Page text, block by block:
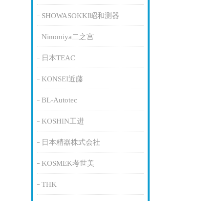
SHOWASOKKI昭和测器
Ninomiya二之宫
日本TEAC
KONSEI近藤
BL-Autotec
KOSHIN工进
日本精器株式会社
KOSMEK考世美
THK